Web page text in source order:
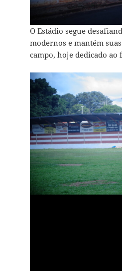
O Estádio segue
modernos e mantém
campo, hoje dedicado ao